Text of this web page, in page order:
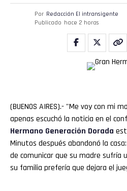
Por Redacción El intransigente
Publicado hace 2 horas
(BUENOS AIRES).- "Me voy con mi
apenas escuchó la noticia en el
Hermano Generación Dorada
Minutos después abandonó la
de comunicar que su madre sufría
su familia prefería que dejara el